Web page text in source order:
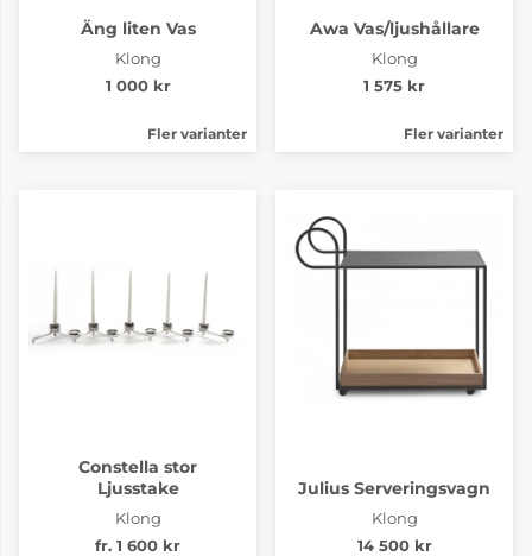
Äng liten Vas
Klong
1 000 kr
Fler varianter
Awa Vas/ljushållare
Klong
1 575 kr
Fler varianter
Constella stor
Ljusstake
Klong
fr. 1 600 kr
Julius Serveringsvagn
Klong
14 500 kr